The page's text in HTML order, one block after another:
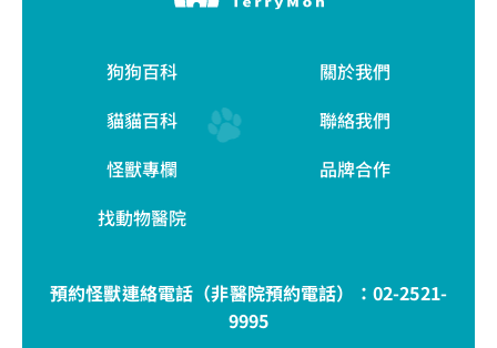
狗狗百科
貓貓百科
怪獸專欄
找動物醫院
關於我們
聯絡我們
品牌合作
預約怪獸連絡電話（非醫院預約電話）： 02-2521-
9995